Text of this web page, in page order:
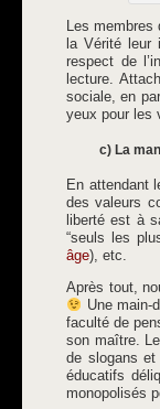
Les membres
la Vérité leur
respect de
lecture.
sociale, en
yeux pour les
c) La
En attendant
des valeurs
liberté est à
“seuls les
âge), etc.
Après tout,
Une main-
faculté de
son maître.
de slogans
éducatifs
monopolisés